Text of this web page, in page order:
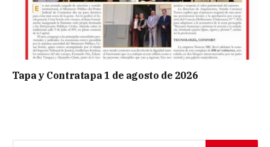
Tapa y Contratapa 1 de agosto de 2026